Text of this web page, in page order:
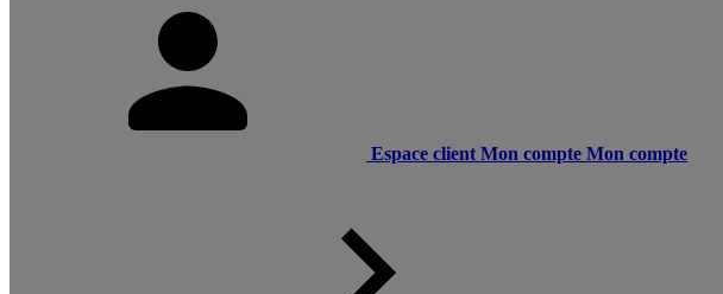
Espace client Mon compte Mon compte